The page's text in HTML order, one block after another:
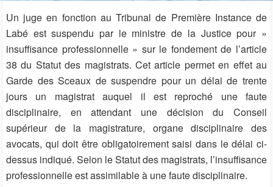
Un juge en fonction au Tribunal de Première Instance de
Labé est suspendu par le ministre de la Justice pour »
insuffisance professionnelle » sur le fondement de l’article
38 du Statut des magistrats. Cet article permet en effet au
Garde des Sceaux de suspendre pour un délai de trente
jours un magistrat auquel il est reproché une faute
disciplinaire, en attendant une décision du Conseil
supérieur de la magistrature, organe disciplinaire des
avocats, qui doit être obligatoirement saisi dans le délai ci-
dessus indiqué. Selon le Statut des magistrats, l’insuffisance
professionnelle est assimilable à une faute disciplinaire.